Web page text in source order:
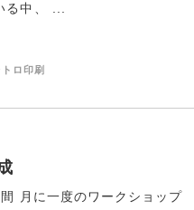
る中、 ...
ロ印刷
月に一度のワークショップ